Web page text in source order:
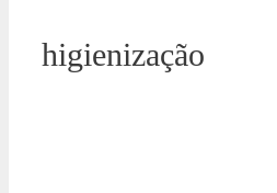
higienização